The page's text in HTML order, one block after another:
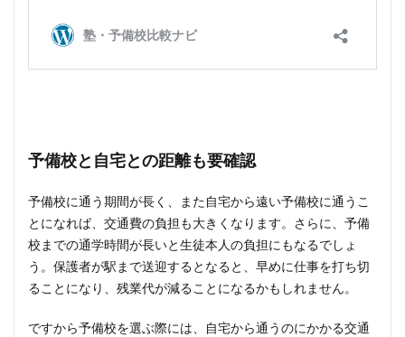
予備校と自宅との距離も要確認
予備校に通う期間が長く、また自宅から遠い予備校に通うこ
とになれば、交通費の負担も大きくなります。さらに、予備
校までの通学時間が長いと生徒本人の負担にもなるでしょ
う。保護者が駅まで送迎するとなると、早めに仕事を打ち切
ることになり、残業代が減ることになるかもしれません。
ですから予備校を選ぶ際には、自宅から通うのにかかる交通